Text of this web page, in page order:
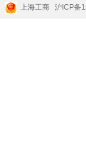
上海工商
沪ICP备